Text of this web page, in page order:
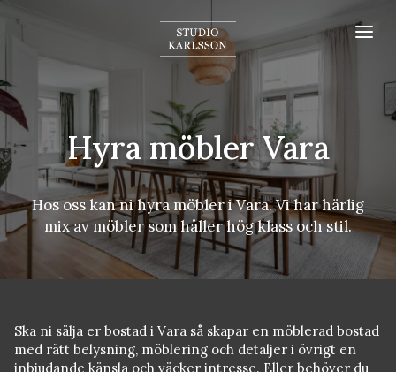
Hyra möbler Vara
Hos oss kan ni hyra möbler i Vara. Vi har härlig
mix av möbler som håller hög klass och stil.
Ska ni sälja er bostad i Vara så skapar en möblerad bostad
med rätt belysning, möblering och detaljer i övrigt en
inbjudande känsla och väcker intresse. Eller behöver du